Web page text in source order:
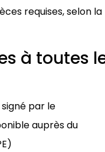
requises, selon la
à toutes
par le
auprès du